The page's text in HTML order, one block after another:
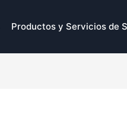
Productos y Servicios de